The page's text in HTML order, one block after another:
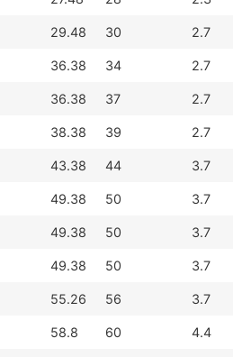
29.48 30 2.7
36.38 34 2.7
36.38 37 2.7
38.38 39 2.7
43.38 44 3.7
49.38 50 3.7
49.38 50 3.7
49.38 50 3.7
55.26 56 3.7
58.8 60 4.4